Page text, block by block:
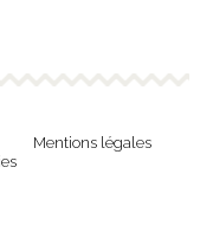
Mentions légales